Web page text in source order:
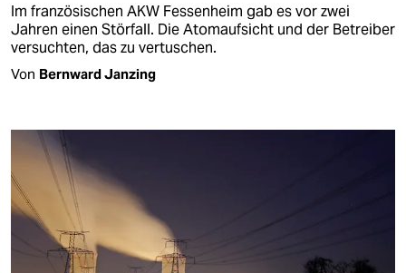
Im französischen AKW Fessenheim gab es vor zwei
Jahren einen Störfall. Die Atomaufsicht und der Betreiber
versuchten, das zu vertuschen.
Von Bernward Janzing